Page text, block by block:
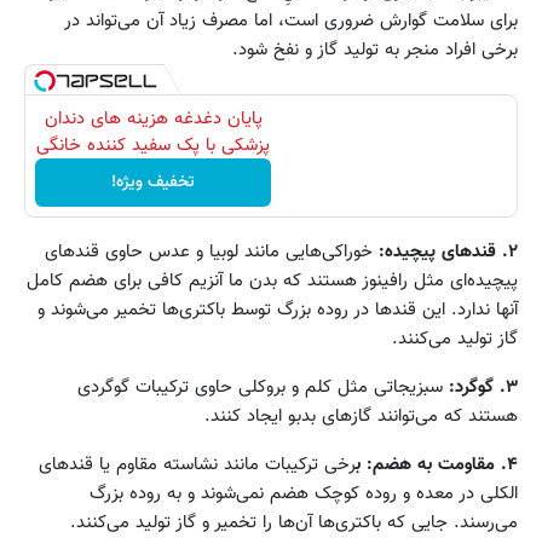
برای سلامت گوارش ضروری است، اما مصرف زیاد آن می‌تواند در
برخی افراد منجر به تولید گاز و نفخ شود.
پایان دغدغه هزینه های دندان
پزشکی با پک سفید کننده خانگی
تخفیف ویژه!
۲. قندهای پیچیده:
خوراکی‌هایی مانند لوبیا و عدس حاوی قندهای
پیچیده‌ای مثل رافینوز هستند که بدن ما آنزیم کافی برای هضم کامل
آنها ندارد. این قندها در روده بزرگ توسط باکتری‌ها تخمیر می‌شوند و
گاز تولید می‌کنند.
۳. گوگرد:
سبزیجاتی مثل کلم و بروکلی حاوی ترکیبات گوگردی
هستند که می‌توانند گازهای بدبو ایجاد کنند.
۴. مقاومت به هضم: ب
رخی ترکیبات مانند نشاسته مقاوم یا قندهای
الکلی در معده و روده کوچک هضم نمی‌شوند و به روده بزرگ
می‌رسند. جایی که باکتری‌ها آن‌ها را تخمیر و گاز تولید می‌کنند.